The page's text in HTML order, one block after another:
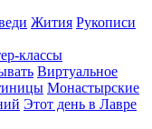
Жития Рукописи
классы
Виртуальное
Монастырские
Этот день в Лавре